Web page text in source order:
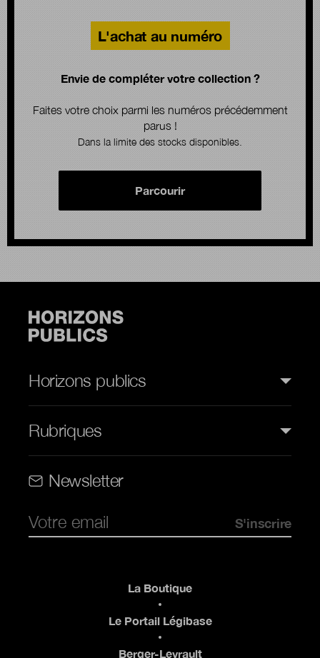
L'achat au numéro
Envie de compléter votre collection ?
Faites votre choix parmi les numéros précédemment
parus !
Dans la limite des stocks disponibles.
Parcourir
Horizons publics
Rubriques
Newsletter
La Boutique
Le Portail Légibase
Berger-Levrault